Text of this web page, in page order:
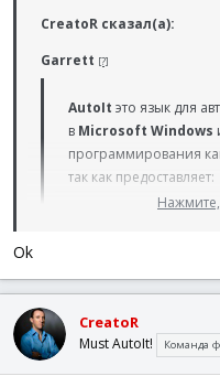
CreatoR сказал(а):
Garrett [?]
AutoIt это язык для
в Microsoft Windows
программирования
так как предоставляет:
Ok
CreatoR
Must AutoIt! Команда